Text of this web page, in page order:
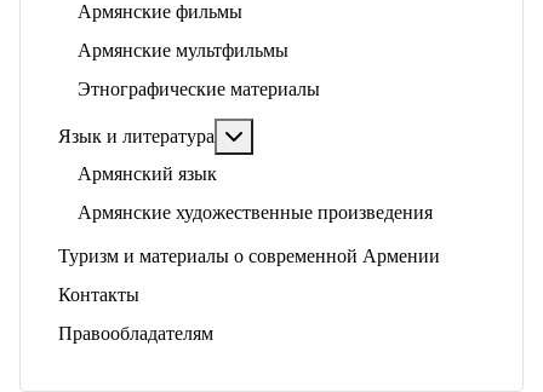
Армянские фильмы
Армянские мультфильмы
Этнографические материалы
Язык и литература
Армянский язык
Армянские художественные произведения
Туризм и материалы о современной Армении
Контакты
Правообладателям